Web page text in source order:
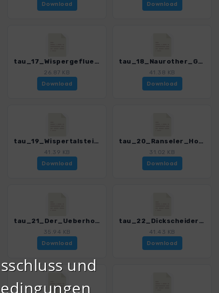
Download
Download
tau_17_Wispergefluester_4590_6.gpx
26.87 KB
Download
tau_18_Naurother_Grubengold_4590_6.gpx
41.38 KB
Download
tau_19_Wispertalsteig_4590_6.gpx
41.39 KB
Download
tau_20_Ranseler_Hoehenrausch_4590_6.gpx
31.02 KB
Download
tau_21_Der_Ueberhoehische_4590_6.gpx
35.94 KB
Download
tau_22_Dickscheider_Wildwechsel_4590_6.gpx
41.43 KB
Download
und